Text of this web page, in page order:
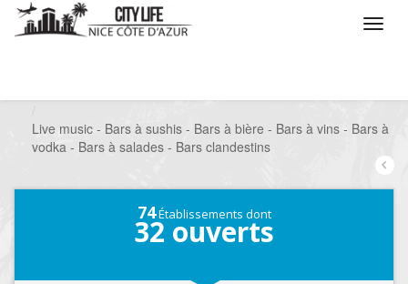
Live music - Bars à sushis - Bars à bière - Bars à vins - Bars à
vodka - Bars à salades - Bars clandestins
74Établissements dont
32 ouverts